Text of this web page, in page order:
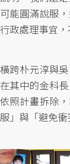
可能圓滿說服
行政處理事宜，
橫跨朴元淳與
在其中的金科
依照計畫拆除
服」與「避免衝